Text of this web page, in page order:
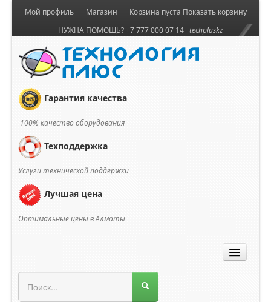
Корзина пуста Показать корзину
Мой профиль
Магазин
НУЖНА ПОМОЩЬ? +7 777 000 07 14 techpluskz
Гарантия качества
100% качество оборудования
Техподдержка
Услуги технической поддержки
Лучшая цена
Оптимальные цены в Алматы